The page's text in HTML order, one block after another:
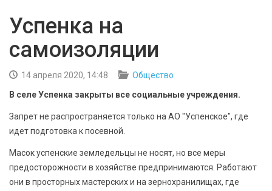
ОБЩЕСТВО
ЭКОНОМИКА
КУЛЬТУРА
СПОРТ
АРХИВ PDF
Успенка на
самоизоляции
14 апреля 2020, 14:48
Общество
В селе Успенка закрыты все социальные учреждения.
Запрет не распространяется только на АО "Успенское", где
идет подготовка к посевной.
Масок успенские земледельцы не носят, но все меры
предосторожности в хозяйстве предпринимаются. Работают
они в просторных мастерских и на зернохранилищах, где